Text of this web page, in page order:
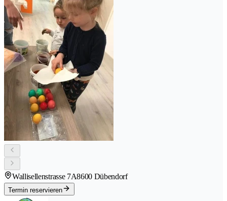
Wallisellenstrasse 7A8600 Dübendorf
Termin reservieren